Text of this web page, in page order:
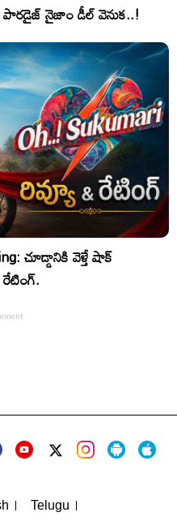
పారడైజ్ నైజాం డీల్ వెనుక..!
చూడ్డానికి వెళ్తే షాక్
రేటింగ్.
Telugu